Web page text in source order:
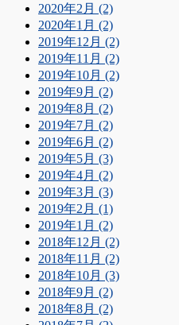
2020年2月 (2)
2020年1月 (2)
2019年12月 (2)
2019年11月 (2)
2019年10月 (2)
2019年9月 (2)
2019年8月 (2)
2019年7月 (2)
2019年6月 (2)
2019年5月 (3)
2019年4月 (2)
2019年3月 (3)
2019年2月 (1)
2019年1月 (2)
2018年12月 (2)
2018年11月 (2)
2018年10月 (3)
2018年9月 (2)
2018年8月 (2)